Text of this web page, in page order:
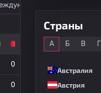
матчей
0
0
Страны
А Б В Г
Австралия
Австрия